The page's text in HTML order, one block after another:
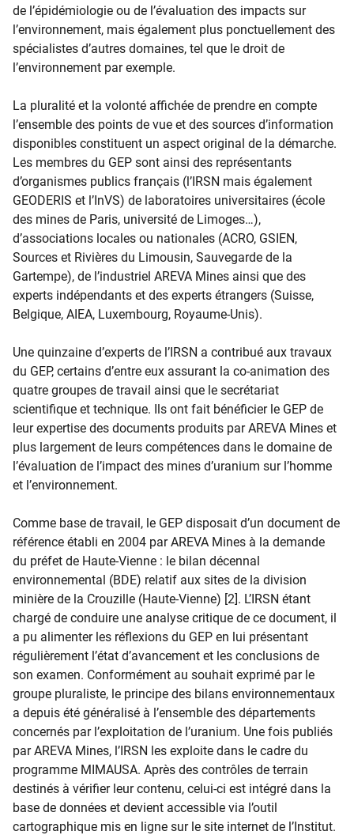
de l’épidémiologie ou de l’évaluation des impacts sur
l’environnement, mais également plus ponctuellement des
spécialistes d’autres domaines, tel que le droit de
l’environnement par exemple.
La pluralité et la volonté affichée de prendre en compte
l’ensemble des points de vue et des sources d’information
disponibles constituent un aspect original de la démarche.
Les membres du GEP sont ainsi des représentants
d’organismes publics français (l’IRSN mais également
GEODERIS et l’InVS) de laboratoires universitaires (école
des mines de Paris, université de Limoges…),
d’associations locales ou nationales (ACRO, GSIEN,
Sources et Rivières du Limousin, Sauvegarde de la
Gartempe), de l’industriel AREVA Mines ainsi que des
experts indépendants et des experts étrangers (Suisse,
Belgique, AIEA, Luxembourg, Royaume-Unis).
Une quinzaine d’experts de l’IRSN a contribué aux travaux
du GEP, certains d’entre eux assurant la co-animation des
quatre groupes de travail ainsi que le secrétariat
scientifique et technique. Ils ont fait bénéficier le GEP de
leur expertise des documents produits par AREVA Mines et
plus largement de leurs compétences dans le domaine de
l’évaluation de l’impact des mines d’uranium sur l’homme
et l’environnement.
Comme base de travail, le GEP disposait d’un document de
référence établi en 2004 par AREVA Mines à la demande
du préfet de Haute-Vienne : le bilan décennal
environnemental (BDE) relatif aux sites de la division
minière de la Crouzille (Haute-Vienne) [2]. L’IRSN étant
chargé de conduire une analyse critique de ce document, il
a pu alimenter les réflexions du GEP en lui présentant
régulièrement l’état d’avancement et les conclusions de
son examen. Conformément au souhait exprimé par le
groupe pluraliste, le principe des bilans environnementaux
a depuis été généralisé à l’ensemble des départements
concernés par l’exploitation de l’uranium. Une fois publiés
par AREVA Mines, l’IRSN les exploite dans le cadre du
programme MIMAUSA. Après des contrôles de terrain
destinés à vérifier leur contenu, celui-ci est intégré dans la
base de données et devient accessible via l’outil
cartographique mis en ligne sur le site internet de l’Institut.